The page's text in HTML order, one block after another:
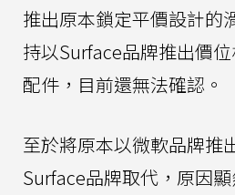
推出原本鎖定平價設計的
持以Surface品牌推出價
配件，目前還無法確認。
至於將原本以微軟品牌推
Surface品牌取代，原因